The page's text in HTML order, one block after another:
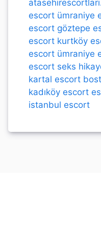
escort ümraniye
escort göztepe
escort kurtköy
escort ümraniye
escort seks
kartal escort
kadıköy escort
istanbul escort